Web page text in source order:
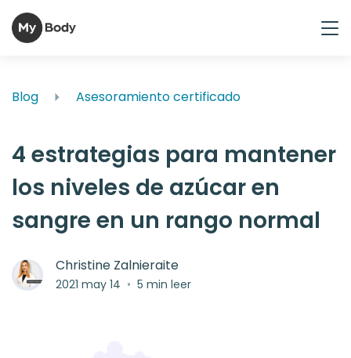
Blog Asesoramiento certificado
4 estrategias para mantener
los niveles de azúcar en
sangre en un rango normal
Christine Zalnieraite
2021 may 14 • 5 min leer